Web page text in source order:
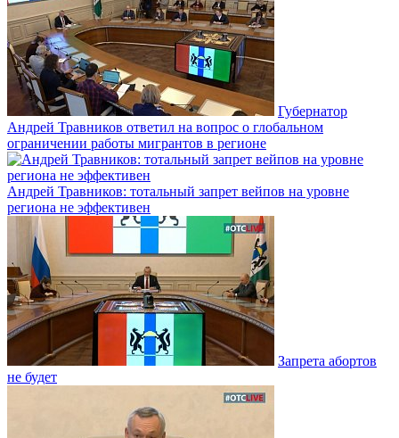
Губернатор
Андрей Травников ответил на вопрос о глобальном
ограничении работы мигрантов в регионе
Андрей Травников: тотальный запрет вейпов на уровне
региона не эффективен
Запрета абортов
не будет